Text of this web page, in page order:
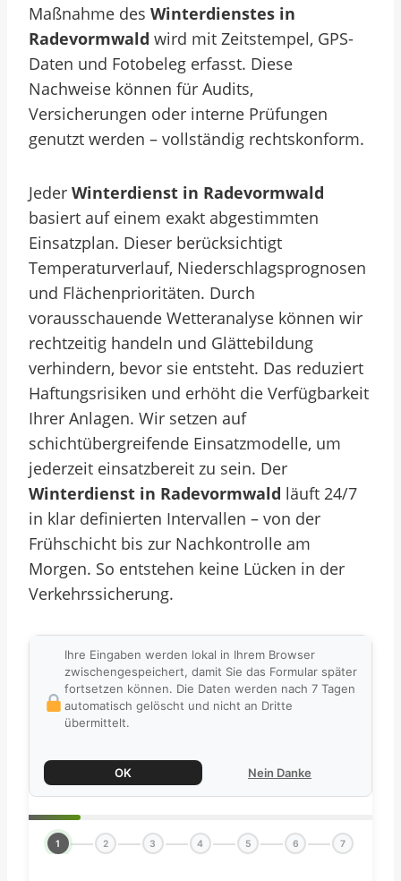
Maßnahme des Winterdienstes in
Radevormwald wird mit Zeitstempel, GPS-
Daten und Fotobeleg erfasst. Diese
Nachweise können für Audits,
Versicherungen oder interne Prüfungen
genutzt werden – vollständig rechtskonform.
Jeder Winterdienst in Radevormwald
basiert auf einem exakt abgestimmten
Einsatzplan. Dieser berücksichtigt
Temperaturverlauf, Niederschlagsprognosen
und Flächenprioritäten. Durch
vorausschauende Wetteranalyse können wir
rechtzeitig handeln und Glättebildung
verhindern, bevor sie entsteht. Das reduziert
Haftungsrisiken und erhöht die Verfügbarkeit
Ihrer Anlagen. Wir setzen auf
schichtübergreifende Einsatzmodelle, um
jederzeit einsatzbereit zu sein. Der
Winterdienst in Radevormwald läuft 24/7
in klar definierten Intervallen – von der
Frühschicht bis zur Nachkontrolle am
Morgen. So entstehen keine Lücken in der
Verkehrssicherung.
Ihre Eingaben werden lokal in Ihrem Browser
zwischengespeichert, damit Sie das Formular später
fortsetzen können. Die Daten werden nach 7 Tagen
automatisch gelöscht und nicht an Dritte
übermittelt.
OK Nein Danke
1 2 3 4 5 6 7